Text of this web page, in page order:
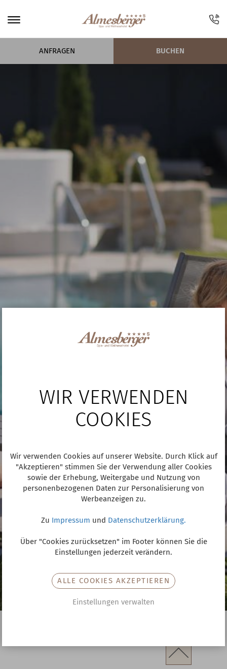
ANFRAGEN BUCHEN
WIR VERWENDEN
COOKIES
Wir verwenden Cookies auf unserer Website. Durch Klick auf
"Akzeptieren" stimmen Sie der Verwendung aller Cookies
sowie der Erhebung, Weitergabe und Nutzung von
personenbezogenen Daten zur Personalisierung von
Werbeanzeigen zu.
Zu Impressum und Datenschutzerklärung.
Über "Cookies zurücksetzen" im Footer können Sie die
Einstellungen jederzeit verändern.
ALLE COOKIES AKZEPTIEREN
Einstellungen verwalten